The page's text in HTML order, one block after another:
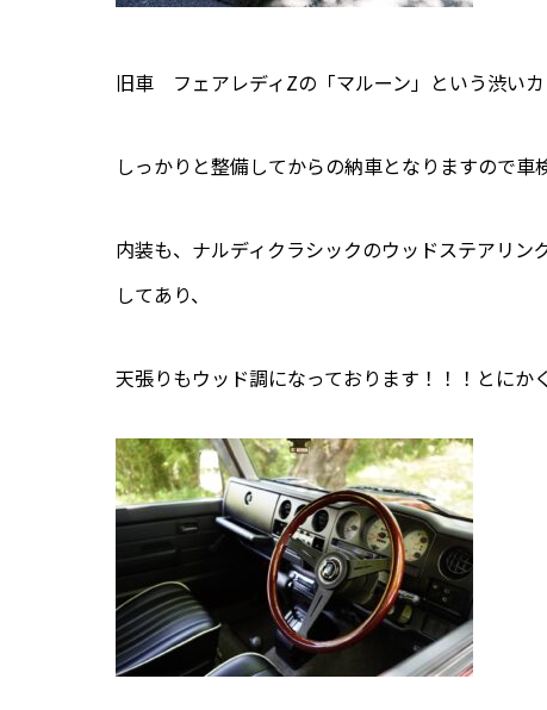
旧車 フェアレディZの「マルーン」という渋い
しっかりと整備してからの納車となりますので
内装も、ナルディクラシックのウッドステアリ
してあり、
天張りもウッド調になっております！！！とにか